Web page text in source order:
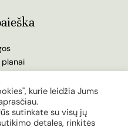
kurie leidžia Jums
sutinkate su visų jų
detales, rinkitės